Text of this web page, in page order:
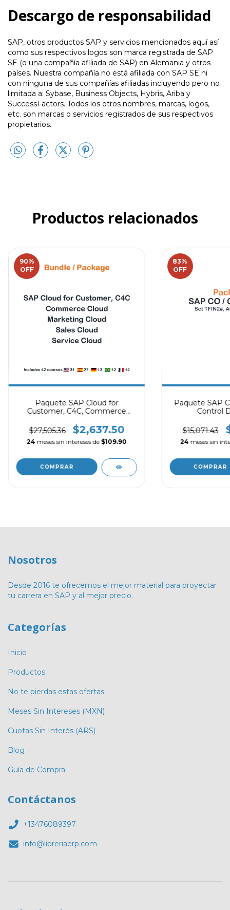
Descargo de responsabilidad
SAP, otros productos SAP y servicios mencionados aquí así
como sus respectivos logos son marca registrada de SAP
SE (o una compañía afiliada de SAP) en Alemania y otros
países. Nuestra compañía no está afiliada con SAP SE ni
con ninguna de sus compañías afiliadas incluyendo pero no
limitada a: Sybase, Business Objects, Hybris, Ariba y
SuccessFactors. Todos los otros nombres, marcas, logos,
etc. son marcas o servicios registrados de sus respectivos
propietarios.
Productos relacionados
90%
OFF
Paquete SAP Cloud for
Customer, C4C, Commerce
Cloud, Service Cloud
$27,505.36 $2,637.50
24 meses sin intereses de $109.90
83%
OFF
Paquete SAP
Control
$15,071.43
24 meses sin
Nosotros
Desde 2016 te ofrecemos el mejor material para proyectar
tu carrera en SAP y al mejor precio.
Categorías
Inicio
Productos
No te pierdas estas ofertas
Meses Sin Intereses (MXN)
Cuotas Sin Interés (ARS)
Blog
Guía de Compra
Contáctanos
+13476089397
info@libreriaerp.com